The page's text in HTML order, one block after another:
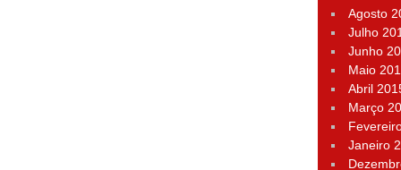
Agosto
Julho
Junho
Maio
Abril
Março
Janeiro